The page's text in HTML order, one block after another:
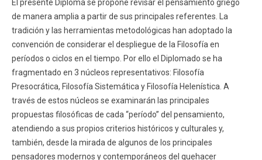
El presente Diploma se propone revisar el pensamiento griego
de manera amplia a partir de sus principales referentes. La
tradición y las herramientas metodológicas han adoptado la
convención de considerar el despliegue de la Filosofía en
períodos o ciclos en el tiempo. Por ello el Diplomado se ha
fragmentado en 3 núcleos representativos: Filosofía
Presocrática, Filosofía Sistemática y Filosofía Helenística. A
través de estos núcleos se examinarán las principales
propuestas filosóficas de cada “período” del pensamiento,
atendiendo a sus propios criterios históricos y culturales y,
también, desde la mirada de algunos de los principales
pensadores modernos y contemporáneos del quehacer